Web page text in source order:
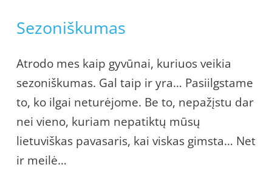
Sezoniškumas
Atrodo mes kaip gyvūnai, kuriuos veikia
sezoniškumas. Gal taip ir yra… Pasiilgstame
to, ko ilgai neturėjome. Be to, nepažįstu dar
nei vieno, kuriam nepatiktų mūsų
lietuviškas pavasaris, kai viskas gimsta… Net
ir meilė…